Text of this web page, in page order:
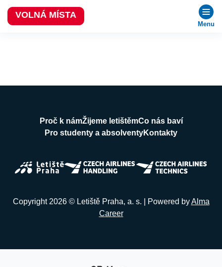
Menu
VOLNÁ MÍSTA
Proč k námŽijeme letištěmCo nás baví
Pro studenty a absolventyKontakty
Copyright 2026 © Letiště Praha, a. s. | Powered byAlma
Career